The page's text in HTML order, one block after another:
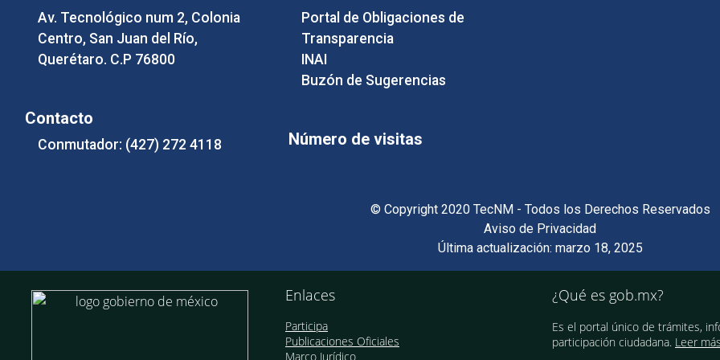
Av. Tecnológico num 2, Colonia
Centro, San Juan del Río,
Querétaro. C.P 76800
Contacto
Conmutador: (427) 272 4118
Portal de Obligaciones de
Transparencia
INAI
Buzón de Sugerencias
Número de visitas
© Copyright 2020 TecNM - Todos los Derechos Reservados
Aviso de Privacidad
Última actualización: marzo 18, 2025
Enlaces
Participa
Publicaciones Oficiales
Marco Jurídico
¿Qué es gob.mx?
Es el portal único de trámites,
participación ciudadana. Leer más